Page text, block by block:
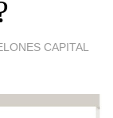
CAPITAL